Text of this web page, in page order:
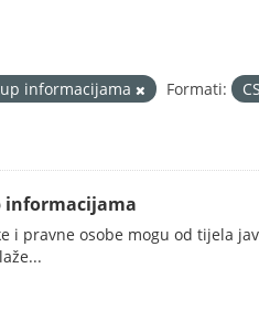
informacijama Formati:
informacijama
i pravne osobe mogu od tijela